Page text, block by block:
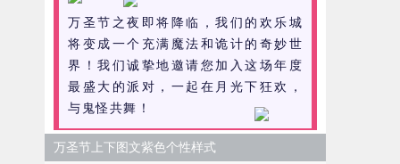
万圣节之夜即将降临，我们的欢乐城
将变成一个充满魔法和诡计的奇妙世
界！我们诚挚地邀请您加入这场年度
最盛大的派对，一起在月光下狂欢，
与鬼怪共舞！
万圣节上下图文紫色个性样式